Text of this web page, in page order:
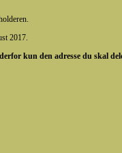
2017.
kun den adresse du skal